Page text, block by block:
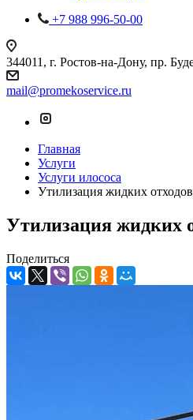
+7 988 996-50-00
344011, г. Ростов-на-Дону, пр.
mail@promekoservice.ru
Главная
Услуги
Услуги илососа
Утилизация жидких
Утилизация жидких
Поделиться